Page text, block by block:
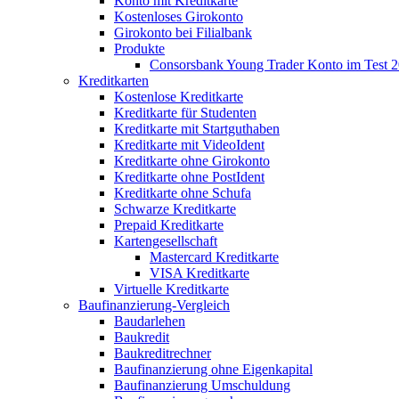
Kostenloses Girokonto
Girokonto bei Filialbank
Produkte
Consorsbank Young Trader Konto im Test
Kreditkarten
Kostenlose Kreditkarte
Kreditkarte für Studenten
Kreditkarte mit Startguthaben
Kreditkarte mit VideoIdent
Kreditkarte ohne Girokonto
Kreditkarte ohne PostIdent
Kreditkarte ohne Schufa
Schwarze Kreditkarte
Prepaid Kreditkarte
Kartengesellschaft
Mastercard Kreditkarte
VISA Kreditkarte
Virtuelle Kreditkarte
Baufinanzierung-Vergleich
Baudarlehen
Baukredit
Baukreditrechner
Baufinanzierung ohne Eigenkapital
Baufinanzierung Umschuldung